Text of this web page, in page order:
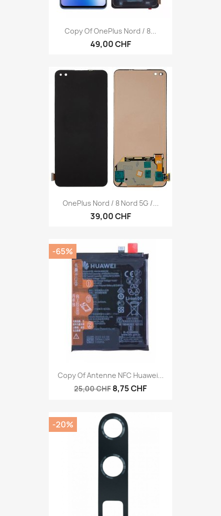
Copy Of OnePlus Nord / 8...
49,00 CHF
OnePlus Nord / 8 Nord 5G /...
39,00 CHF
Copy Of Antenne NFC Huawei...
25,00 CHF 8,75 CHF
-65%
-20%